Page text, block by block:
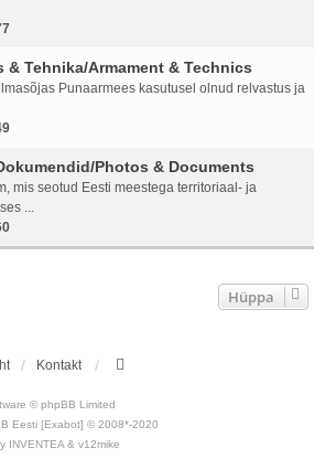
& Tehnika/Armament & Technics
Punaarmees kasutusel olnud relvastus ja
Photos & Documents
mis seotud Eesti meestega territoriaal- ja
...
Hüppa
Kontakt
© phpBB Limited
Eesti [Exabot] © 2008*-2020
INVENTEA & v12mike